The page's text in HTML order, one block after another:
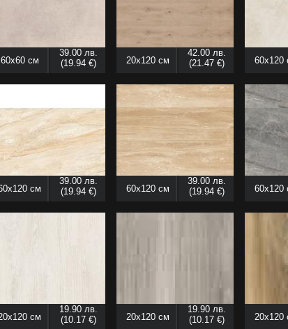
60x60 см
39.00 лв.
(19.94 €)
20x120 см
42.00 лв.
(21.47 €)
60x120
см
39.00 лв.
(19.94 €)
60x120 см
39.00 лв.
(19.94 €)
60x120
см
19.90 лв.
(10.17 €)
20x120 см
19.90 лв.
(10.17 €)
20x120